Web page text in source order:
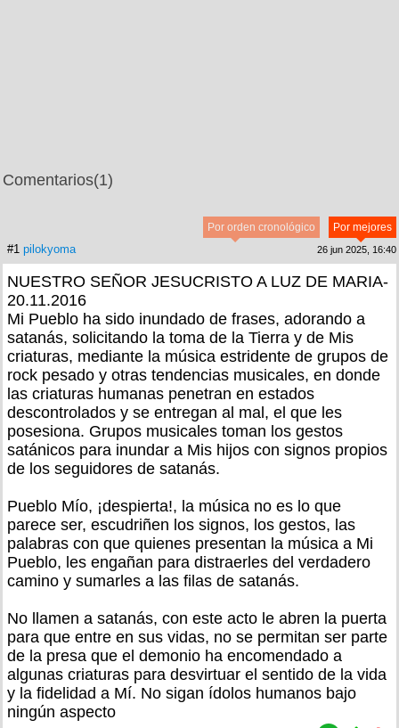
Comentarios(1)
Por mejores
Por orden cronológico
#1 pilokyoma 26 jun 2025, 16:40
NUESTRO SEÑOR JESUCRISTO A LUZ DE MARIA-
20.11.2016
Mi Pueblo ha sido inundado de frases, adorando a
satanás, solicitando la toma de la Tierra y de Mis
criaturas, mediante la música estridente de grupos de
rock pesado y otras tendencias musicales, en donde
las criaturas humanas penetran en estados
descontrolados y se entregan al mal, el que les
posesiona. Grupos musicales toman los gestos
satánicos para inundar a Mis hijos con signos propios
de los seguidores de satanás.
Pueblo Mío, ¡despierta!, la música no es lo que
parece ser, escudriñen los signos, los gestos, las
palabras con que quienes presentan la música a Mi
Pueblo, les engañan para distraerles del verdadero
camino y sumarles a las filas de satanás.
No llamen a satanás, con este acto le abren la puerta
para que entre en sus vidas, no se permitan ser parte
de la presa que el demonio ha encomendado a
algunas criaturas para desvirtuar el sentido de la vida
y la fidelidad a Mí. No sigan ídolos humanos bajo
ningún aspecto